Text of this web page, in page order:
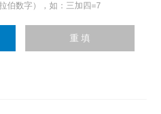
伯数字），如：三加四=7